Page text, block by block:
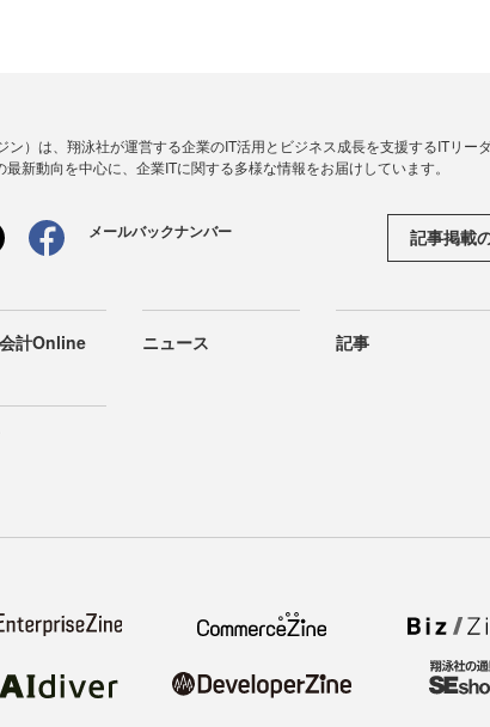
ン）は、翔泳社が運営する企業のIT活用とビジネス成長を支援するITリー
新動向を中心に、企業ITに関する多様な情報をお届けしています。
メールバックナンバー 記事掲載
計Online ニュース 記事